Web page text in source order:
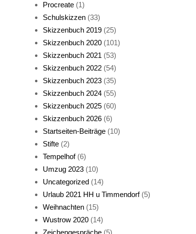
Katze sturmerprobt
KatzenFenster
Procreate(1)
Schulskizzen(33)
Skizzenbuch 2019(25)
Skizzenbuch 2020(101)
Skizzenbuch 2021 (53)
Skizzenbuch 2022(54)
Skizzenbuch 2023(35)
Skizzenbuch 2024(55)
Skizzenbuch 2025(60)
Skizzenbuch 2026(6)
Startseiten-Beiträge(10)
Stifte(2)
Tempelhof(6)
Umzug 2023(10)
Uncategorized(14)
Urlaub 2021 HH u Timmendorf(5)
Weihnachten(15)
Wustrow 2020(14)
Zeichengespräche(5)